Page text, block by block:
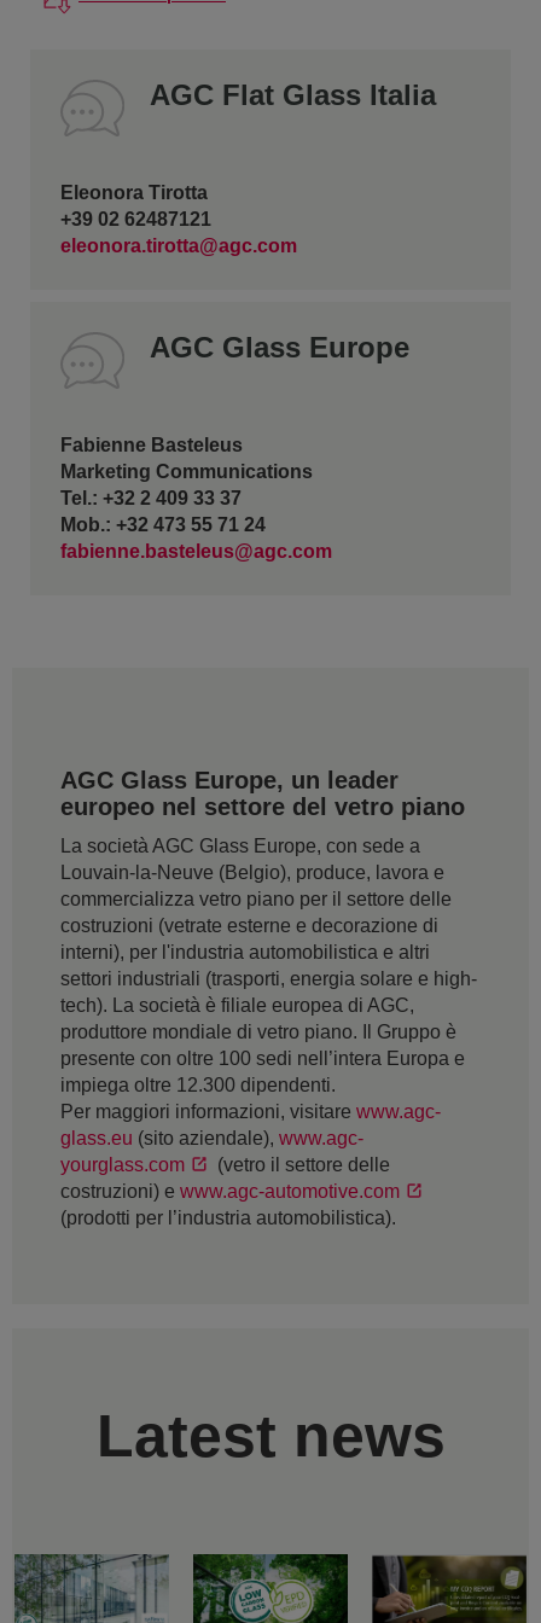
AGC Flat Glass Italia
Eleonora Tirotta
+39 02 62487121
eleonora.tirotta@agc.com
AGC Glass Europe
Fabienne Basteleus
Marketing Communications
Tel.: +32 2 409 33 37
Mob.: +32 473 55 71 24
fabienne.basteleus@agc.com
AGC Glass Europe, un leader
europeo nel settore del vetro piano
La società AGC Glass Europe, con sede a
Louvain-la-Neuve (Belgio), produce, lavora e
commercializza vetro piano per il settore delle
costruzioni (vetrate esterne e decorazione di
interni), per l'industria automobilistica e altri
settori industriali (trasporti, energia solare e high-
tech). La società è filiale europea di AGC,
produttore mondiale di vetro piano. Il Gruppo è
presente con oltre 100 sedi nell’intera Europa e
impiega oltre 12.300 dipendenti.
Per maggiori informazioni, visitare www.agc-
glass.eu (sito aziendale), www.agc-
yourglass.com
(vetro il settore delle
costruzioni) e www.agc-automotive.com
(prodotti per l’industria automobilistica).
Latest news